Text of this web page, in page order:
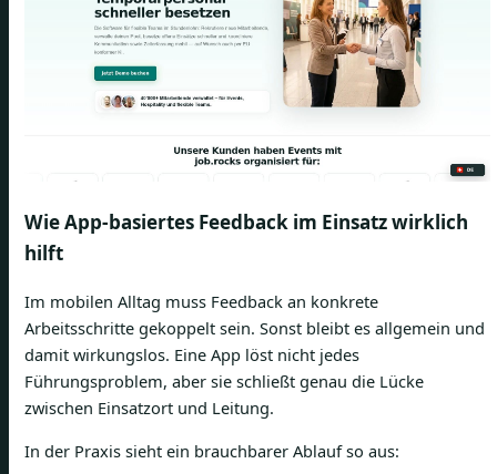
Wie App-basiertes Feedback im Einsatz wirklich
hilft
Im mobilen Alltag muss Feedback an konkrete
Arbeitsschritte gekoppelt sein. Sonst bleibt es allgemein und
damit wirkungslos. Eine App löst nicht jedes
Führungsproblem, aber sie schließt genau die Lücke
zwischen Einsatzort und Leitung.
In der Praxis sieht ein brauchbarer Ablauf so aus: